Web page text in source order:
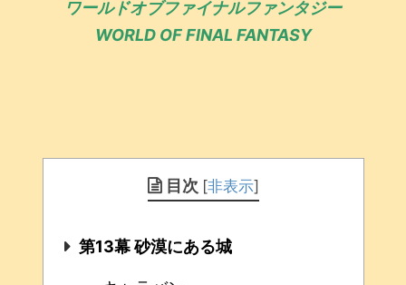
ワールドオブファイナルファンタジー
WORLD OF FINAL FANTASY
目次 [非表示]
第13幕 砂漠にある城